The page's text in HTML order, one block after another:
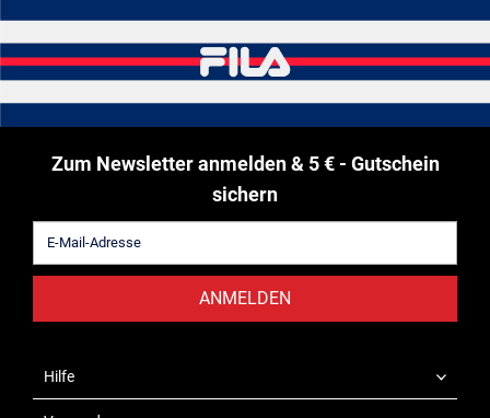
Zum Newsletter anmelden & 5 € - Gutschein
sichern
ANMELDEN
Hilfe